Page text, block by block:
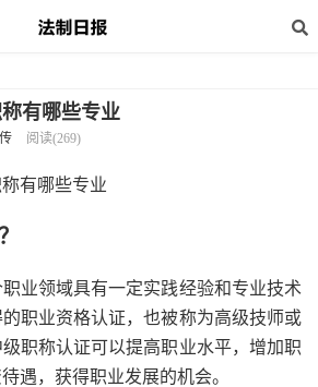
有哪些专业
阅读(269)
业领域具有一定实践经验和专业技术
职业资格认证，也被称为高级技师或
职称认证可以提高职业水平，增加职
遇，获得职业发展的机会。